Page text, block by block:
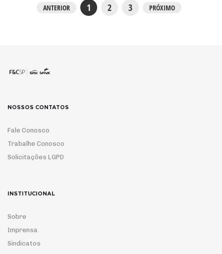
ANTERIOR 1 2 3 PRÓXIMO
NOSSOS CONTATOS
Fale Conosco
Trabalhe Conosco
Solicitações LGPD
INSTITUCIONAL
Sobre
Imprensa
Sindicatos